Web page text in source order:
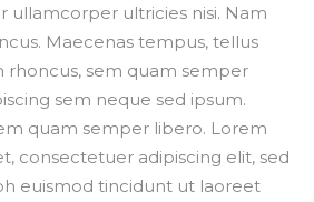
ullamcorper ultricies nisi. Nam
Maecenas tempus, tellus
sem quam semper
sem neque sed ipsum.
quam semper libero. Lorem
consectetuer adipiscing elit, sed
euismod tincidunt ut laoreet